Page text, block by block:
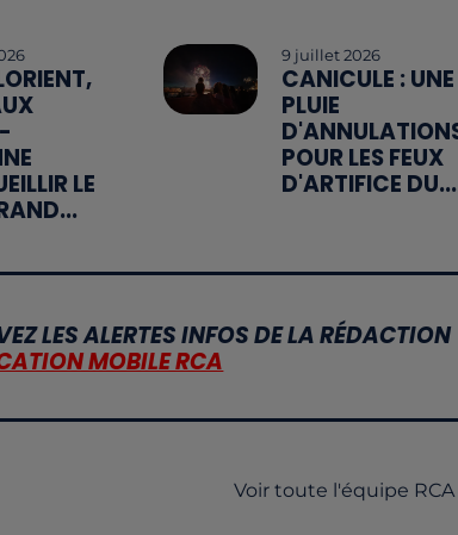
LE
9 juillet 2026
CANICULE : UNE
PLUIE
POUR LES FEUX
D'ARTIFICE DU...
LES ALERTES INFOS DE LA RÉDACTION
MOBILE RCA
Voir toute l'équipe RCA